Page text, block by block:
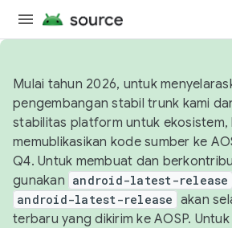
Mulai tahun 2026, untuk
pengembangan stabil trunk kami
stabilitas platform untuk ekosistem,
memublikasikan kode sumber ke
Q4. Untuk membuat dan
gunakan android-latest-release
android-latest-release akan
terbaru yang dikirim ke AOSP.